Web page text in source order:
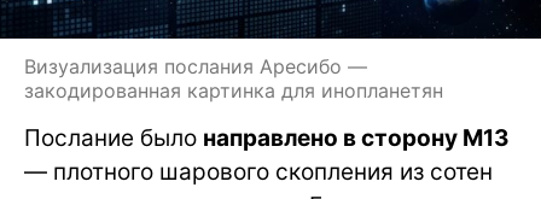
Визуализация послания Аресибо —
закодированная картинка для инопланетян
Послание было направлено в сторону M13
— плотного шарового скопления из сотен